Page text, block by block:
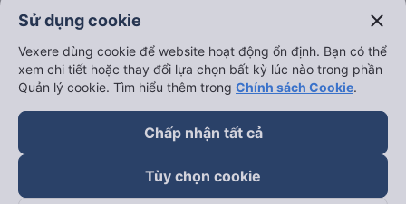
Sử dụng cookie close
Vexere dùng cookie để website hoạt động ổn định. Bạn có thể
xem chi tiết hoặc thay đổi lựa chọn bất kỳ lúc nào trong phần
Quản lý cookie. Tìm hiểu thêm trong Chính sách Cookie.
Chấp nhận tất cả
Tùy chọn cookie